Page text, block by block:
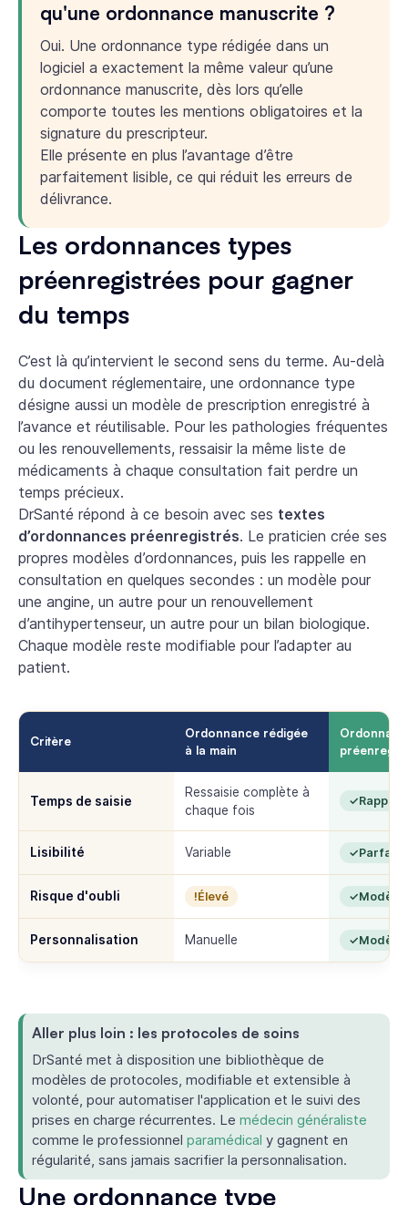
qu'une ordonnance manuscrite ?
Oui. Une ordonnance type rédigée dans un
logiciel a exactement la même valeur qu’une
ordonnance manuscrite, dès lors qu’elle
comporte toutes les mentions obligatoires et la
signature du prescripteur.
Elle présente en plus l’avantage d’être
parfaitement lisible, ce qui réduit les erreurs de
délivrance.
Les ordonnances types
préenregistrées pour gagner
du temps
C’est là qu’intervient le second sens du terme. Au-delà
du document réglementaire, une ordonnance type
désigne aussi un modèle de prescription enregistré à
l’avance et réutilisable. Pour les pathologies fréquentes
ou les renouvellements, ressaisir la même liste de
médicaments à chaque consultation fait perdre un
temps précieux.
DrSanté répond à ce besoin avec ses textes
d’ordonnances préenregistrés. Le praticien crée ses
propres modèles d’ordonnances, puis les rappelle en
consultation en quelques secondes : un modèle pour
une angine, un autre pour un renouvellement
d’antihypertenseur, un autre pour un bilan biologique.
Chaque modèle reste modifiable pour l’adapter au
patient.
Critère
Ordonnance rédigée
à la main
Temps de saisie
Ressaisie complète à
chaque fois
Rappel
Lisibilité Variable
Risque d'oubli Élevé Modèle
Personnalisation Manuelle Modèle
Aller plus loin : les protocoles de soins
DrSanté met à disposition une bibliothèque de
modèles de protocoles, modifiable et extensible à
volonté, pour automatiser l'application et le suivi des
prises en charge récurrentes. Le médecin généraliste
comme le professionnel paramédical y gagnent en
régularité, sans jamais sacrifier la personnalisation.
Une ordonnance type